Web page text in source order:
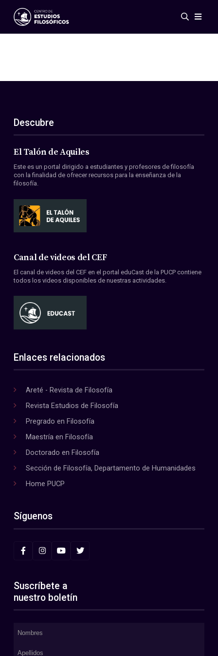
Eventos
ES
EN
Acerca de nosotros
Miembros
Convenios
Descubre
El Talón de Aquiles
Este es un portal dirigido a estudiantes y profesores de filosofía
con la finalidad de ofrecer recursos para la enseñanza de la
filosofía.
Canal de videos del CEF
El canal de videos del CEF en el portal eduCast de la PUCP contiene
todos los videos disponibles de nuestras actividades.
Enlaces relacionados
Areté - Revista de Filosofía
Revista Estudios de Filosofía
Pregrado en Filosofía
Maestría en Filosofía
Doctorado en Filosofía
Sección de Filosofía, Departamento de Humanidades
Home PUCP
Síguenos
Suscríbete a
nuestro boletín